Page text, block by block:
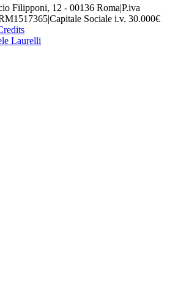
Filipponi, 12 - 00136 Roma|P.iva
|Capitale Sociale i.v. 30.000€
Laurelli